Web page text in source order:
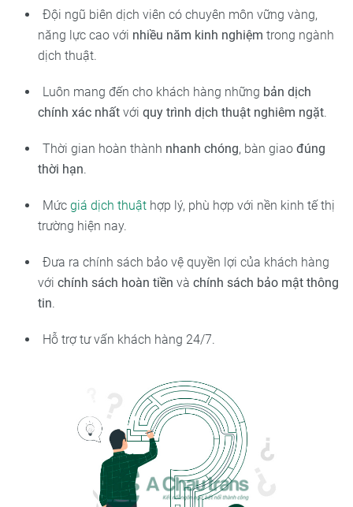
Đội ngũ biên dịch viên có chuyên môn vững vàng,
năng lực cao với nhiều năm kinh nghiệm trong ngành
dịch thuật.
Luôn mang đến cho khách hàng những bản dịch
chính xác nhấtvới quy trình dịch thuật nghiêm ngặt.
Thời gian hoàn thành nhanh chóng, bàn giao đúng
thời hạn.
Mức giá dịch thuậthợp lý, phù hợp với nền kinh tế thị
trường hiện nay.
Đưa ra chính sách bảo vệ quyền lợi của khách hàng
với chính sách hoàn tiền và chính sách bảo mật thông
tin.
Hỗ trợ tư vấn khách hàng 24/7.